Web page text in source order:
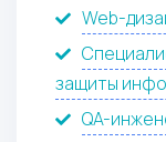
Web-
защиты
QA-